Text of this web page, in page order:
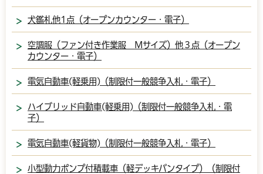
犬鑑札他1点（オープンカウンター・電子）
空調服（ファン付き作業服 Mサイズ）他３点（オープン
カウンター・電子）
電気自動車(軽乗用)（制限付一般競争入札・電子）
ハイブリッド自動車(軽乗用)（制限付一般競争入札・電
子）
電気自動車(軽貨物)（制限付一般競争入札・電子）
小型動力ポンプ付積載車（軽デッキバンタイプ）（制限付